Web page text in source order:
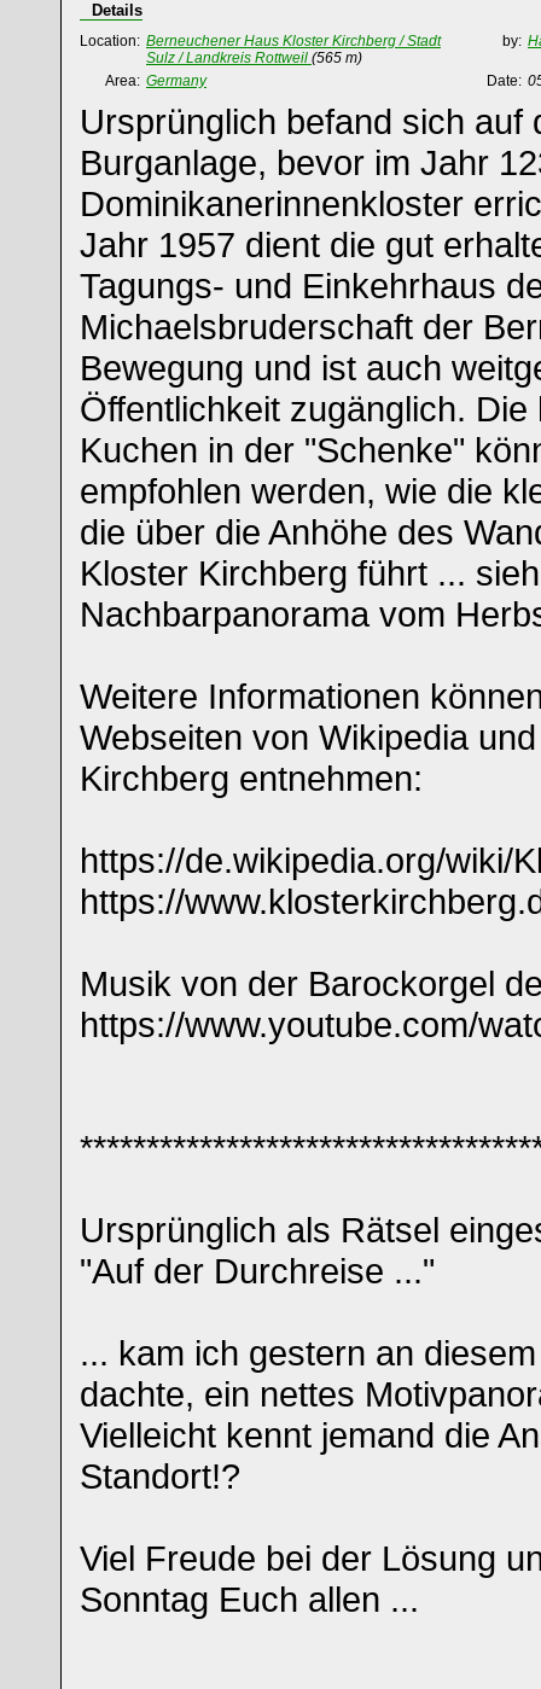
Details
Location: Berneuchener Haus Kloster Kirchberg / Stadt
Sulz / Landkreis Rottweil (565 m)
by:
Area: Germany Date:
Ursprünglich befand sich auf
Burganlage, bevor im Jahr
Dominikanerinnenkloster
Jahr 1957 dient die gut
Tagungs- und Einkehrhaus
Michaelsbruderschaft der
Bewegung und ist auch
Öffentlichkeit zugänglich.
Kuchen in der "Schenke"
empfohlen werden, wie die
die über die Anhöhe des
Kloster Kirchberg führt ...
Nachbarpanorama vom
Weitere Informationen
Webseiten von Wikipedia
Kirchberg entnehmen:
https://de.wikipedia.org/wiki/
https://
Musik von der Barockorgel
https://www.youtube.com/
Ursprünglich als Rätsel
"Auf der Durchreise ..."
... kam ich gestern an
dachte, ein nettes
Vielleicht kennt jemand die
Standort!?
Viel Freude bei der Lösung
Sonntag Euch allen ...